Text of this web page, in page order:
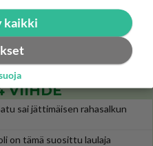
Uuden TTK-juontajan ympärillä epätietoisuus sakenee - Nyt MTV hämmentää soppaa
458
VIIHDE
sai jättimäisen rahasalkun
on tämä suosittu laulaja
kaikki